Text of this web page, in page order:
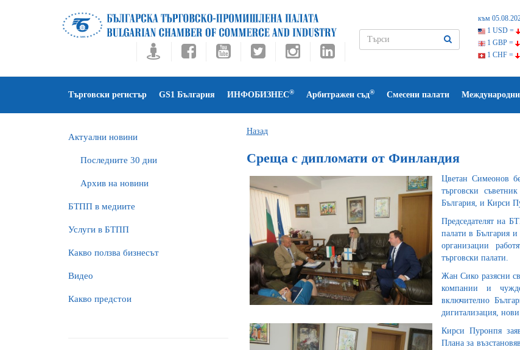
към
1 USD =
1 GBP =
1 CHF =
Търговски регистър GS1 България ИНФОБИЗНЕС® Арбитражен съд® Смесени палати Международни
Актуални новини
Последните 30 дни
Архив на новини
БTПП в медиите
Услуги в БТПП
Какво ползва бизнесът
Видео
Какво предстои
Назад
Среща с дипломати от Финландия
Цветан Симеонов
търговски
България, и Кирси
Председателят на
палати в България
организации
търговски палати.
Жан Сико разясни
компании и
включително
дигитализация,
Кирси Пуронпя
Плана за